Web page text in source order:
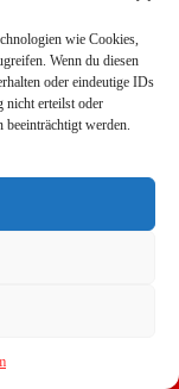
wie Cookies,
Wenn du diesen
oder eindeutige IDs
nicht erteilst oder
werden.